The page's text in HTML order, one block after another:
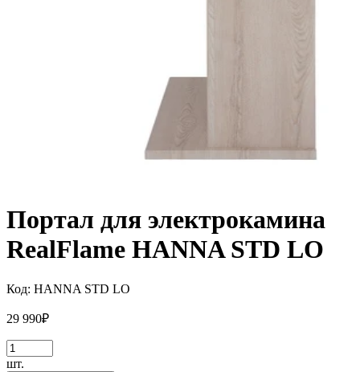
Портал для электрокамина
RealFlame HANNA STD LO
Код: HANNA STD LO
29 990₽
шт.